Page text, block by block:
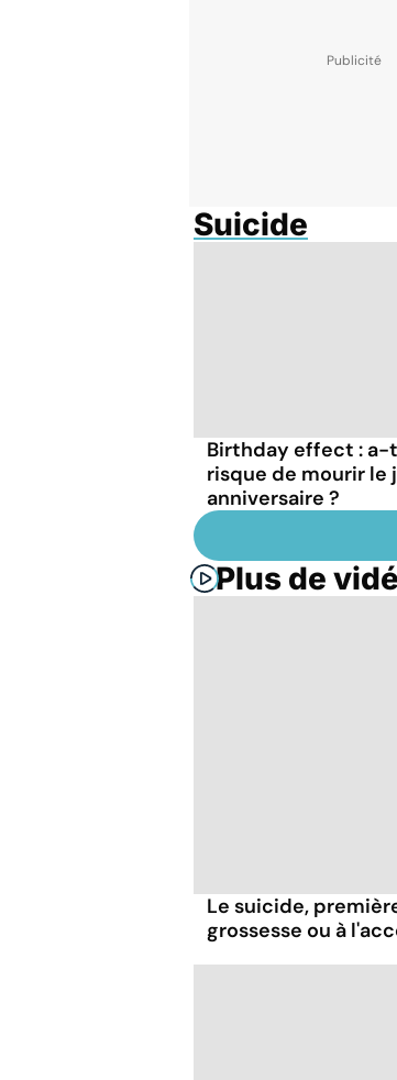
Suicide
Birthday effect : a-
risque de mourir le
anniversaire ?
Plus de
Le suicide,
grossesse ou à